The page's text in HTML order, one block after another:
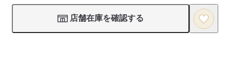
店舗在庫を確認する